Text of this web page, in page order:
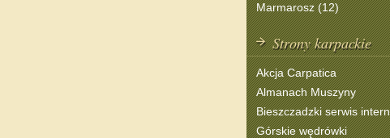
Marmarosz (12)
Strony karpackie
Akcja Carpatica
Almanach Muszyny
Bieszczadzki serwis
Górskie wędrówki